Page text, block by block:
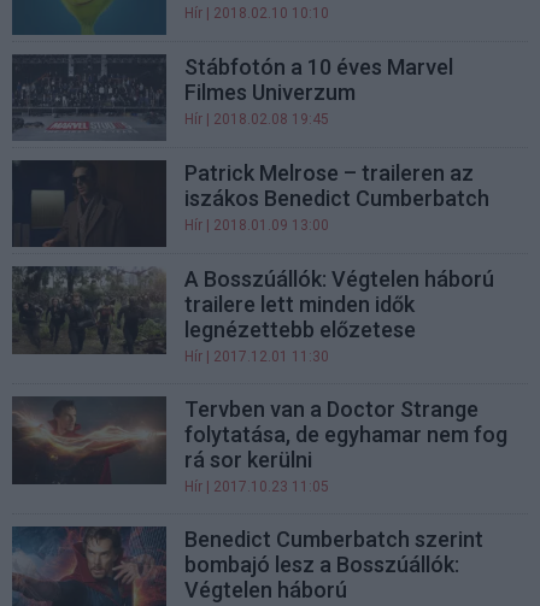
Hír | 2018.02.10 10:10
Stábfotón a 10 éves Marvel
Filmes Univerzum
Hír | 2018.02.08 19:45
Patrick Melrose – traileren az
iszákos Benedict Cumberbatch
Hír | 2018.01.09 13:00
A Bosszúállók: Végtelen háború
trailere lett minden idők
legnézettebb előzetese
Hír | 2017.12.01 11:30
Tervben van a Doctor Strange
folytatása, de egyhamar nem fog
rá sor kerülni
Hír | 2017.10.23 11:05
Benedict Cumberbatch szerint
bombajó lesz a Bosszúállók:
Végtelen háború